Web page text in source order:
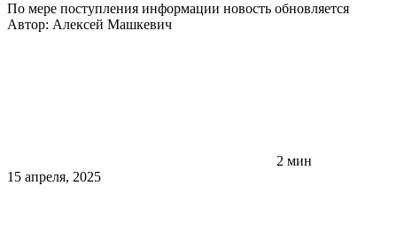
По мере поступления информации новость обновляется
Автор: Алексей Машкевич
2 мин
15 апреля, 2025